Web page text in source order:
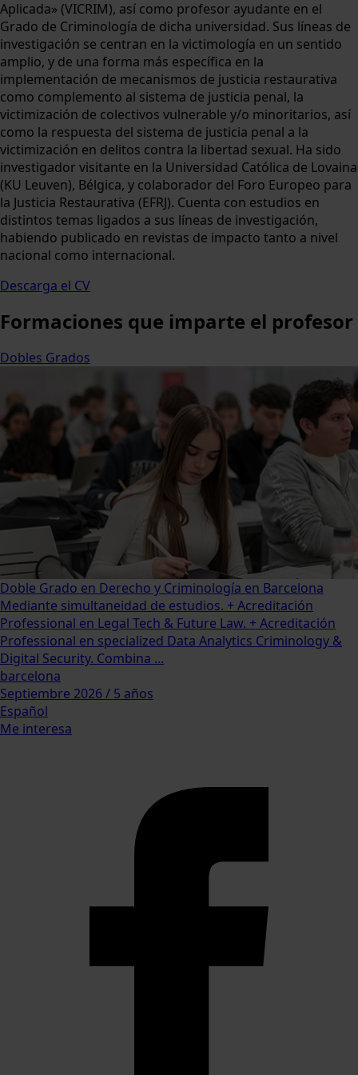
Aplicada» (VICRIM), así como profesor ayudante en el
Grado de Criminología de dicha universidad. Sus líneas de
investigación se centran en la victimología en un sentido
amplio, y de una forma más específica en la
implementación de mecanismos de justicia restaurativa
como complemento al sistema de justicia penal, la
victimización de colectivos vulnerable y/o minoritarios, así
como la respuesta del sistema de justicia penal a la
victimización en delitos contra la libertad sexual. Ha sido
investigador visitante en la Universidad Católica de Lovaina
(KU Leuven), Bélgica, y colaborador del Foro Europeo para
la Justicia Restaurativa (EFRJ). Cuenta con estudios en
distintos temas ligados a sus líneas de investigación,
habiendo publicado en revistas de impacto tanto a nivel
nacional como internacional.
Descarga el CV
Formaciones que imparte el profesor
Dobles Grados
Doble Grado en Derecho y Criminología en Barcelona
Mediante simultaneidad de estudios. + Acreditación
Professional en Legal Tech & Future Law. + Acreditación
Professional en specialized Data Analytics Criminology &
Digital Security. Combina ...
barcelona
Septiembre 2026 / 5 años
Español
Me interesa